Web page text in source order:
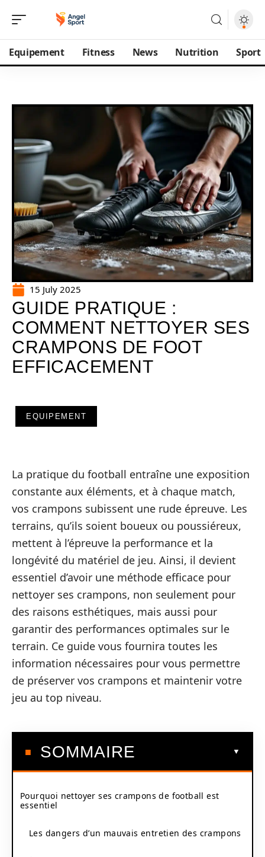
Equipement Fitness News Nutrition Sport
15 July 2025
GUIDE PRATIQUE :
COMMENT NETTOYER SES
CRAMPONS DE FOOT
EFFICACEMENT
EQUIPEMENT
La pratique du football entraîne une exposition
constante aux éléments, et à chaque match,
vos crampons subissent une rude épreuve. Les
terrains, qu’ils soient boueux ou poussiéreux,
mettent à l’épreuve la performance et la
longévité du matériel de jeu. Ainsi, il devient
essentiel d’avoir une méthode efficace pour
nettoyer ses crampons, non seulement pour
des raisons esthétiques, mais aussi pour
garantir des performances optimales sur le
terrain. Ce guide vous fournira toutes les
information nécessaires pour vous permettre
de préserver vos crampons et maintenir votre
jeu au top niveau.
SOMMAIRE
Pourquoi nettoyer ses crampons de football est
essentiel
Les dangers d’un mauvais entretien des crampons